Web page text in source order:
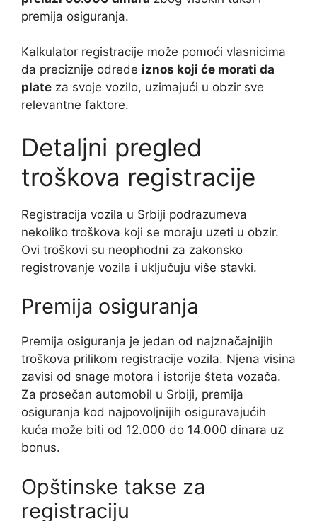
premija osiguranja.
Kalkulator registracije može pomoći vlasnicima
da preciznije odrede iznos koji će morati da
plate za svoje vozilo, uzimajući u obzir sve
relevantne faktore.
Detaljni pregled
troškova registracije
Registracija vozila u Srbiji podrazumeva
nekoliko troškova koji se moraju uzeti u obzir.
Ovi troškovi su neophodni za zakonsko
registrovanje vozila i uključuju više stavki.
Premija osiguranja
Premija osiguranja je jedan od najznačajnijih
troškova prilikom registracije vozila. Njena visina
zavisi od snage motora i istorije šteta vozača.
Za prosečan automobil u Srbiji, premija
osiguranja kod najpovoljnijih osiguravajućih
kuća može biti od 12.000 do 14.000 dinara uz
bonus.
Opštinske takse za
registraciju